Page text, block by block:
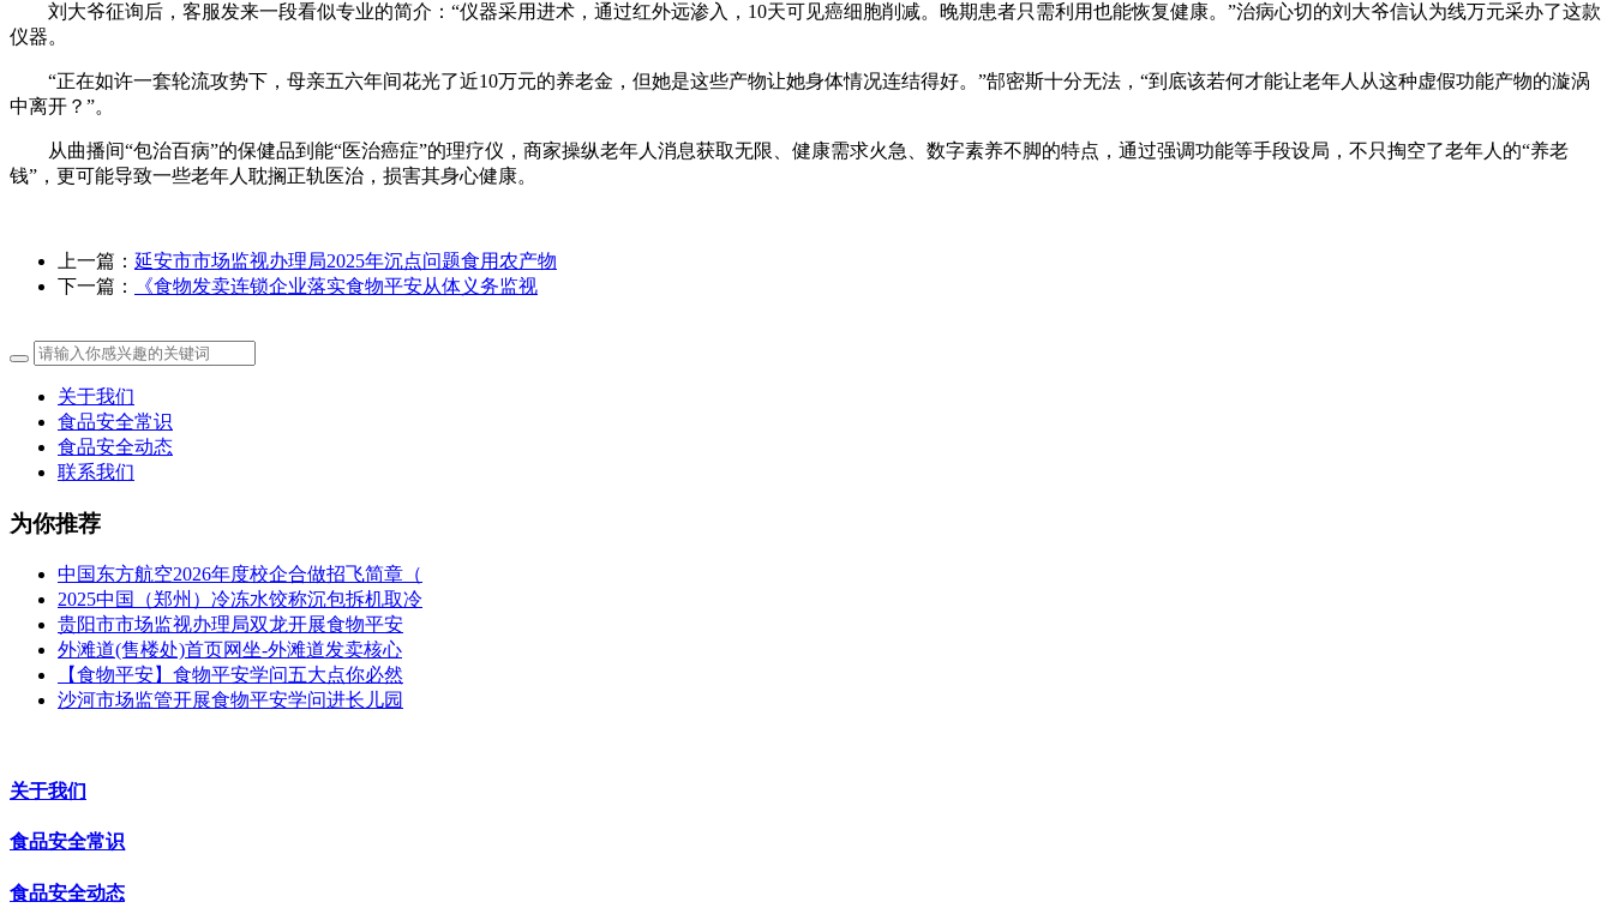
刘大爷征询后，客服发来一段看似专业的简介：“仪器采用进术，通过红外远渗入，10天可见癌细胞削减。晚期患者只需利用也能恢复健康。”治病心切的刘大爷信认为线万元采办了这款
仪器。
“正在如许一套轮流攻势下，母亲五六年间花光了近10万元的养老金，但她是这些产物让她身体情况连结得好。”郜密斯十分无法，“到底该若何才能让老年人从这种虚假功能产物的漩涡
中离开？”。
从曲播间“包治百病”的保健品到能“医治癌症”的理疗仪，商家操纵老年人消息获取无限、健康需求火急、数字素养不脚的特点，通过强调功能等手段设局，不只掏空了老年人的“养老
钱”，更可能导致一些老年人耽搁正轨医治，损害其身心健康。
上一篇： 延安市市场监视办理局2025年沉点问题食用农产物
下一篇：
《食物发卖连锁企业落实食物平安从体义务监视
关于我们
食品安全常识
食品安全动态
联系我们
为你推荐
中国东方航空2026年度校企合做招飞简章（
2025中国（郑州）冷冻水饺称沉包拆机取冷
贵阳市市场监视办理局双龙开展食物平安
外滩道(售楼处)首页网坐-外滩道发卖核心
【食物平安】食物平安学问五大点你必然
沙河市场监管开展食物平安学问进长儿园
关于我们
食品安全常识
食品安全动态